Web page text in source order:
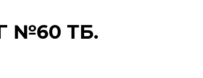
№60 ТБ.